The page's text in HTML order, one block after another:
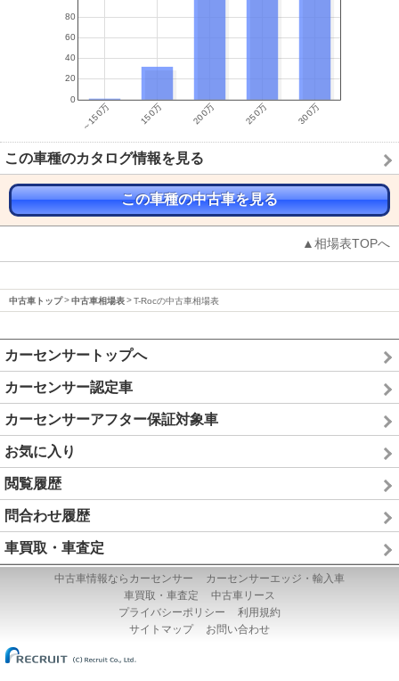
この車種のカタログ情報を見る
この車種の中古車を見る
▲相場表TOPへ
中古車トップ 中古車相場表 T-Rocの中古車相場表
カーセンサートップへ
カーセンサー認定車
カーセンサーアフター保証対象車
お気に入り
閲覧履歴
問合わせ履歴
車買取・車査定
中古車情報ならカーセンサー
カーセンサーエッジ・輸入車
車買取・車査定
中古車リース
プライバシーポリシー
利用規約
サイトマップ
お問い合わせ